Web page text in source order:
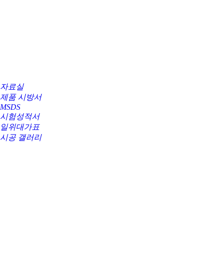
자료실
제품 시방서
MSDS
시험성적서
일위대가표
시공 갤러리